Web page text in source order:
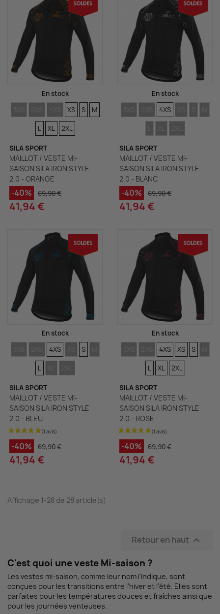
(1 avis)
En stock
TAILLESTAILLESTAILLESTAILLES
XS TAILLES
S TAILLES
M TAILLES
L TAILLES
XL TAILLES
2XL
SILA SPORT
MAILLOT / VESTE MI-
SAISON SILA IRON STYLE
2.0 - ORANGE
-40% 69,90 €
41,94 €
En stock
TAILLESTAILLESTAILLES
4XS TAILLES
TAILLES
TAILLES
TAILLES
SILA SPORT
MAILLOT / VESTE MI-
SAISON SILA IRON STYLE
2.0 - BLANC
-40% 69,90 €
41,94 €
En stock
TAILLESTAILLESTAILLES
4XS TAILLES
TAILLES
S TAILLES
TAILLES
L TAILLES
TAILLES
SILA SPORT
MAILLOT / VESTE MI-
SAISON SILA IRON STYLE
2.0 - BLEU
-40% 69,90 €
41,94 €
En stock
TAILLESTAILLESTAILLES
4XS TAILLES
XS TAILLES
S
L TAILLES
XL TAILLES
2XL
SILA SPORT
MAILLOT / VESTE MI-
SAISON SILA IRON STYLE
2.0 - ROSE
-40% 69,90 €
41,94 €
Affichage 1-28 de 28 article(s)
Retour en haut 
C'est quoi une veste Mi-saison ?
Les vestes mi-saison, comme leur nom l'indique, sont
conçues pour les transitions entre l'hiver et l'été. Elles sont
parfaites pour les températures douces et fraîches ainsi que
pour les journées venteuses.